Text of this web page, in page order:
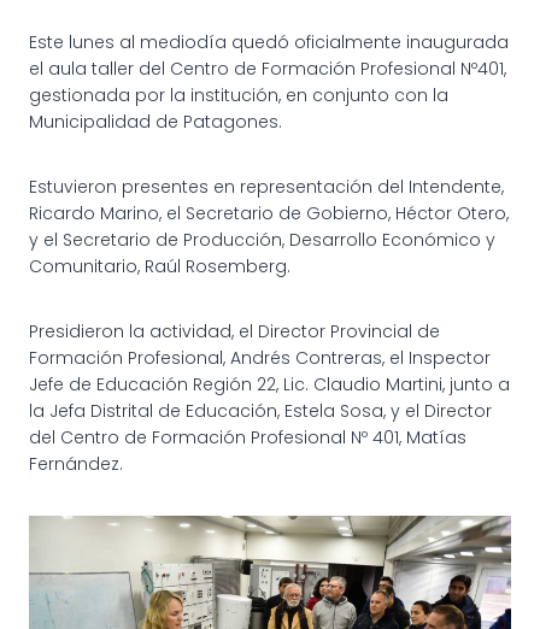
Este lunes al mediodía quedó oficialmente inaugurada
el aula taller del Centro de Formación Profesional Nº401,
gestionada por la institución, en conjunto con la
Municipalidad de Patagones.
Estuvieron presentes en representación del Intendente,
Ricardo Marino, el Secretario de Gobierno, Héctor Otero,
y el Secretario de Producción, Desarrollo Económico y
Comunitario, Raúl Rosemberg.
Presidieron la actividad, el Director Provincial de
Formación Profesional, Andrés Contreras, el Inspector
Jefe de Educación Región 22, Lic. Claudio Martini, junto a
la Jefa Distrital de Educación, Estela Sosa, y el Director
del Centro de Formación Profesional Nº 401, Matías
Fernández.